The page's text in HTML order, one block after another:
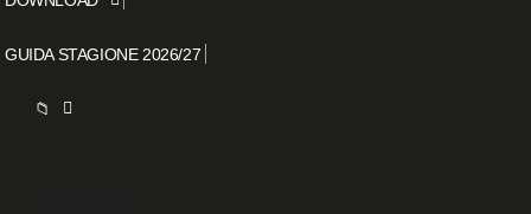
GUIDA STAGIONE 2026/27
📁